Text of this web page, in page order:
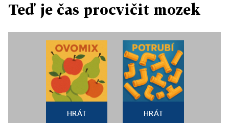
Teď je čas procvičit mozek
HRÁT HRÁT